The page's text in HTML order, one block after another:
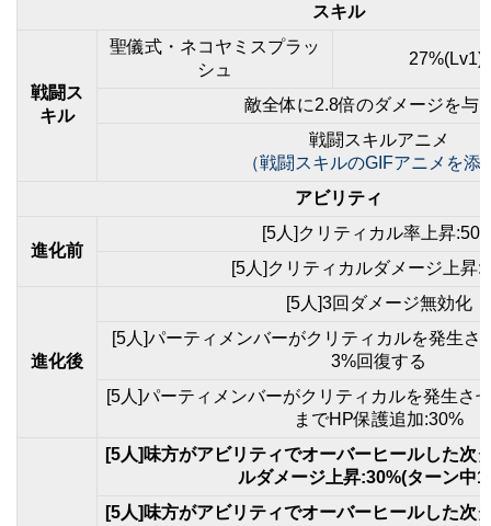
スキル
戦闘ス
キル
聖儀式・ネコヤミスプラッ
シュ
敵全体に2.8倍のダメージを与
戦闘スキルアニメ
（戦闘スキルのGIFアニメを添
アビリティ
進化前
[5人]クリティカル率上昇
[5人]クリティカルダメージ上昇
進化後
[5人]3回ダメージ無効化
[5人]パーティメンバーがクリティカルを発生さ
3%回復する
[5人]パーティメンバーがクリティカルを発生さ
までHP保護追加:30%
[5人]味方がアビリティでオーバーヒールした次
ルダメージ上昇:30%(ターン中
[5人]味方がアビリティでオーバーヒールした次